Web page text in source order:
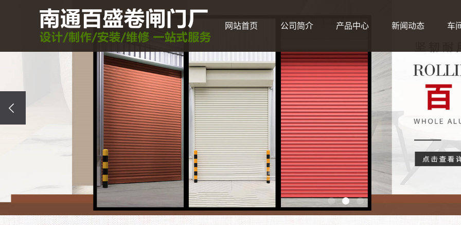
网站首页 公司简介 产品中心 新闻动态 车